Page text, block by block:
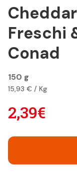
Freschi
Conad
150 g
15,93 € / Kg
2,39€